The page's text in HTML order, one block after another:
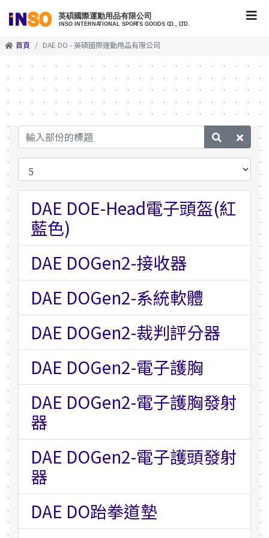
首頁 DAE DO - 英碩國際運動用品有限公司
DAE DOE-Head電子頭盔(紅
藍色)
DAE DOGen2-接收器
DAE DOGen2-系統軟體
DAE DOGen2-裁判評分器
DAE DOGen2-電子護胸
DAE DOGen2-電子護胸發射
器
DAE DOGen2-電子護頭發射
器
DAE DO跆拳道墊